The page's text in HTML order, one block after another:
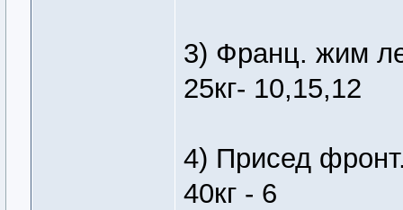
3) Франц. жим
25кг- 10,15,12
4) Присед
40кг - 6